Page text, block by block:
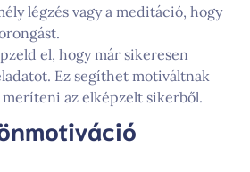
légzés vagy a meditáció, hogy
el, hogy már sikeresen
Ez segíthet motiváltnak
az elképzelt sikerből.